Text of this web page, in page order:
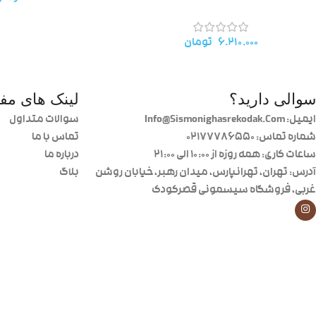
۶.۲۱۰.۰۰۰ تومان
سوالی دارید؟
ایمیل: Info@Sismonighasrekodak.Com
شماره تماس: 02177786550
ساعات کاری: همه روزه از ۱۰:۰۰ الی ۲۱:۰۰
آدرس: تهران، تهرانپارس، میدان رهبر، خیابان روشن
غربی، فروشگاه سیسمونی قصرکودک
لینک های
سوالات متداول
تماس با ما
درباره ما
بلاگ